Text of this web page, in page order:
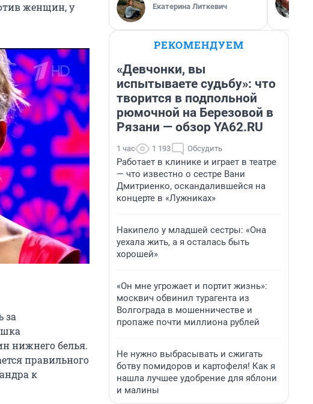
женщин, у
за
нижнего белья.
правильного
к
Екатерина Литкевич
РЕКОМЕНДУЕМ
«Девчонки, вы
испытываете судьбу»: что
творится в подпольной
рюмочной на Березовой в
Рязани — обзор YA62.RU
1 час 1 193 Обсудить
Работает в клинике и играет в театре
— что известно о сестре Вани
Дмитриенко, оскандалившейся на
концерте в «Лужниках»
Накипело у младшей сестры: «Она
уехала жить, а я осталась быть
хорошей»
«Он мне угрожает и портит жизнь»:
москвич обвинил турагента из
Волгограда в мошенничестве и
пропаже почти миллиона рублей
Не нужно выбрасывать и сжигать
ботву помидоров и картофеля! Как я
нашла лучшее удобрение для яблони
и малины